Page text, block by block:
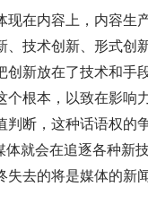
在内容上，内容生产
、技术创新、形式创
创新放在了技术和手
个根本，以致在影响
判断，这种话语权的
体就会在追逐各种新
失去的将是媒体的新